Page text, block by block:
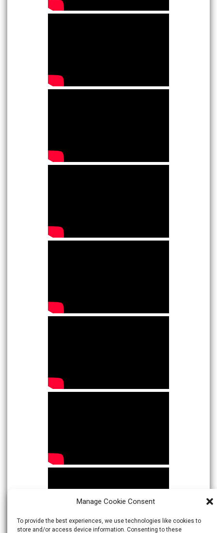
Manage Cookie Consent
To provide the best experiences, we use technologies like cookies to
store and/or access device information. Consenting to these